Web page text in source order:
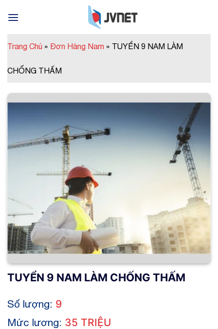
Trang Chủ » Đơn Hàng Nam » TUYỂN 9 NAM LÀM
CHỐNG THẤM
TUYỂN 9 NAM LÀM CHỐNG THẤM
Số lượng: 9
Mức lương: 35 TRIỆU